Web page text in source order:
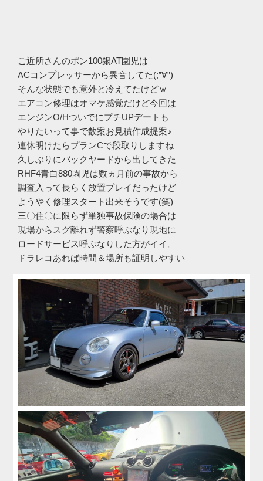
ご近所さんのポン100銀AT園児は
ACコンプレッサーから異音してた(;”∀”)
そんな状態でも意外と冷えてたけどｗ
エアコン修理はオマケ感覚だけど今回は
エンジンO/HついでにプチUPデートも
やりたいって事で数案お見積作成提案♪
連休明けたらプランCで段取りしますね
久しぶりにバックヤードから出してきた
RHF4青白880園児は数ヵ月前の事故から
調査入って長らく放置プレイだったけど
ようやく修理スタート出来そうです(笑)
三〇住〇に限らず単独事故保険の場合は
現場からスグ離れず警察呼ぶなり現地に
ロードサービス呼ぶなりした方がイイ。
ドラレコあれば時間＆場所も証明しやすい